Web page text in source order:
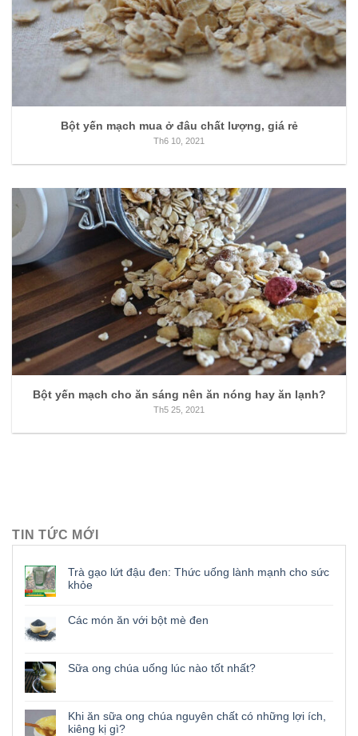
Bột yến mạch mua ở đâu chất lượng, giá rẻ
Th6 10, 2021
Bột yến mạch cho ăn sáng nên ăn nóng hay ăn lạnh?
Th5 25, 2021
TIN TỨC MỚI
Trà gạo lứt đậu đen: Thức uống lành mạnh cho sức
khỏe
Các món ăn với bột mè đen
Sữa ong chúa uống lúc nào tốt nhất?
Khi ăn sữa ong chúa nguyên chất có những lợi ích,
kiêng kị gì?